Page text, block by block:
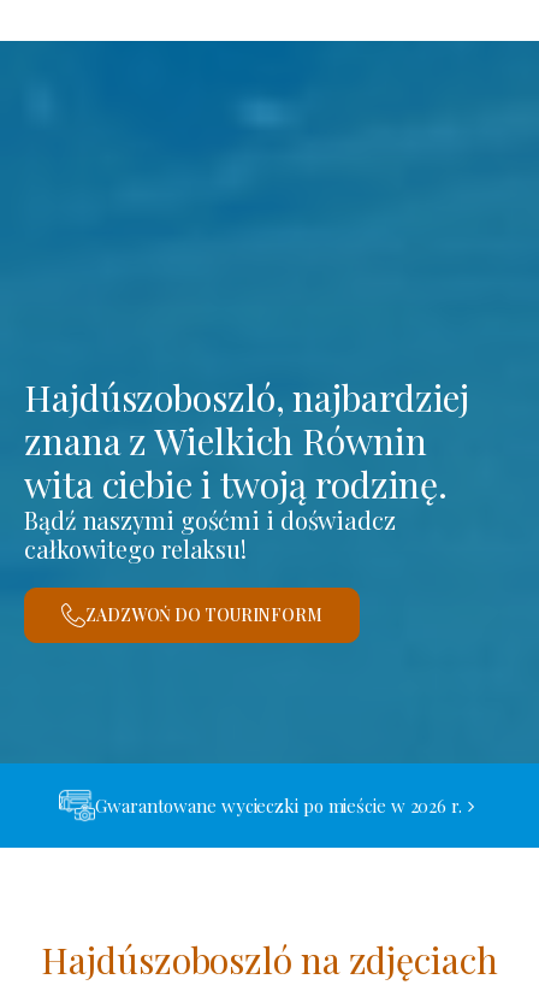
Hajdúszoboszló, najbardziej
znana z Wielkich Równin
wita ciebie i twoją rodzinę.
Bądź naszymi gośćmi i doświadcz
całkowitego relaksu!
ZADZWOŃ DO TOURINFORM
Gwarantowane wycieczki po mieście w 2026 r.
Hajdúszoboszló na zdjęciach